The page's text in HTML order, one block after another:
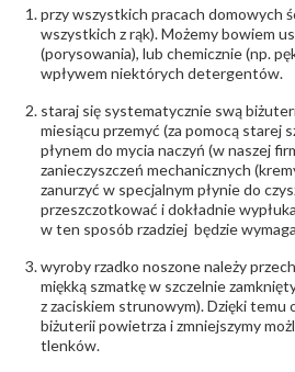
Bezpieczeństwo
- rodzaj
ostrzeżenia:
Nie nadaje się dla
, Elementy w wyrobie
przy wszystkich pracach domowych
wszystkich z rąk). Możemy bowiem
(porysowania), lub chemicznie (np.
wpływem niektórych detergentów.
staraj się systematycznie swą
miesiącu przemyć (za pomocą starej
płynem do mycia naczyń (w naszej
zanieczyszczeń mechanicznych
zanurzyć w specjalnym płynie do
przeszczotkować i dokładnie
w ten sposób rzadziej będzie
wyroby rzadko noszone należy
miękką szmatkę w szczelnie
z zaciskiem strunowym). Dzięki temu
biżuterii powietrza i zmniejszymy
tlenków.